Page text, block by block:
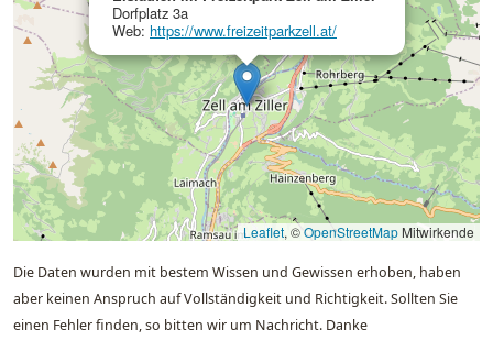
Dorfplatz 3a
Web: https://www.freizeitparkzell.at/
Leaflet, ©OpenStreetMap Mitwirkende
Die Daten wurden mit bestem Wissen und Gewissen erhoben, haben
aber keinen Anspruch auf Vollständigkeit und Richtigkeit. Sollten Sie
einen Fehler finden, so bitten wir um Nachricht. Danke